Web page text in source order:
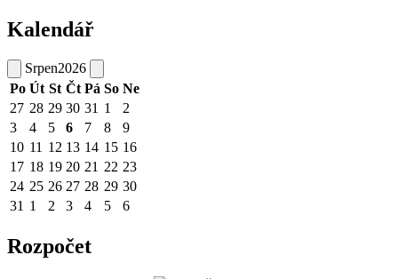
Kalendář
Srpen2026
Po Út St Čt Pá So Ne
27 28 29 30 31 1
2
3
4 5 6 7 8
9
10 11 12 13 14 15 16
17 18 19 20 21 22 23
24 25 26 27 28 29 30
31 1 2 3 4 5 6
Rozpočet